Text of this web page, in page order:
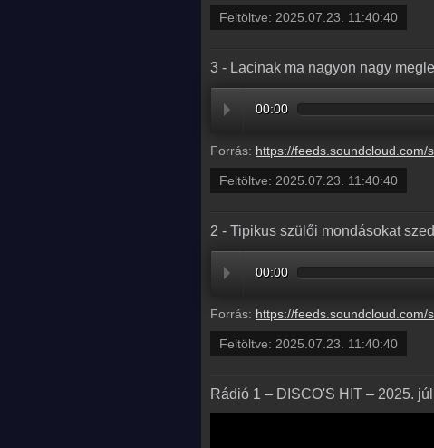
Feltöltve: 2025.07.23. 11:40:40
3 - Lacinak ma nagyon nagy
00:00
Forrás: https://feeds.soundcloud.com/stream/2135009358-radio1hungary-3-lacinak-ma-nagyon-nagy-
Feltöltve: 2025.07.23. 11:40:40
2 - Tipikus szülői mondásokat
00:00
Forrás: https://feeds.soundcloud.com/stream/2135009361-radio1hungary-2-tipikus-szuloi-mondasokat-
Feltöltve: 2025.07.23. 11:40:40
Rádió 1 – DISCO'S HIT – 2025.